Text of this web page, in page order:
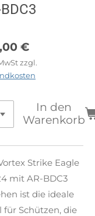
€
zzgl.
In den
Warenkorb
Strike Eagle
mit AR-BDC3
ist die ideale
für Schützen, die